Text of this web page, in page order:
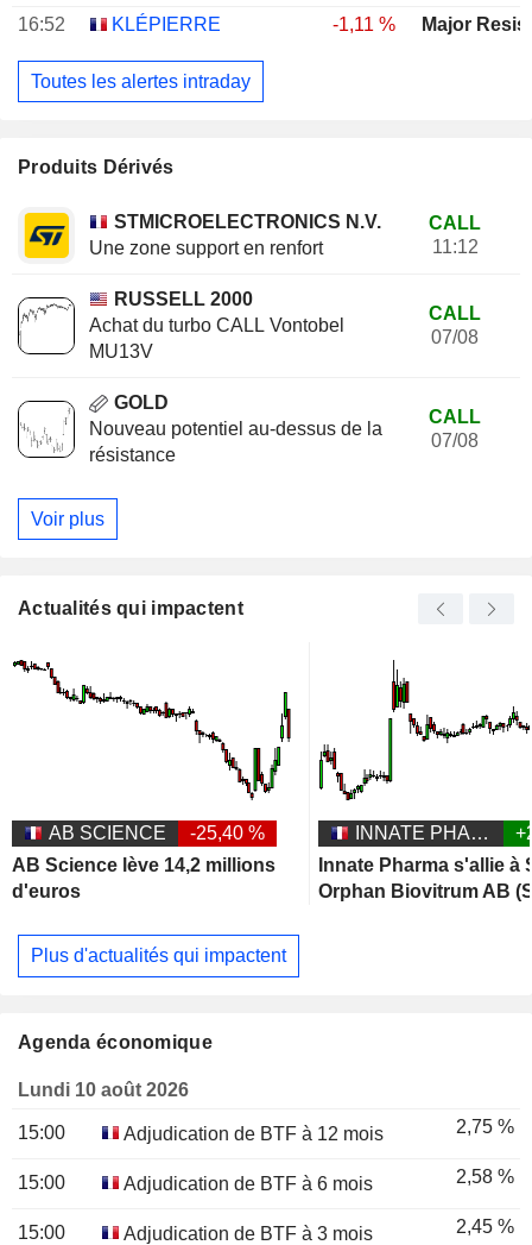
16:52
KLÉPIERRE -1,11 % Major
Toutes les alertes intraday
Produits Dérivés
STMICROELECTRONICS N.V.
Une zone support en renfort
CALL
11:12
RUSSELL 2000
Achat du turbo CALL Vontobel
MU13V
CALL
07/08
GOLD
Nouveau potentiel au-dessus de la
résistance
CALL
07/08
Voir plus
Actualités qui impactent
AB SCIENCE
-25,40 %
AB Science lève 14,2 millions
d'euros
INNATE PHARMA
Innate Pharma s'allie à
Orphan Biovitrum AB
Plus d'actualités qui impactent
Agenda économique
Lundi 10 août 2026
15:00 Adjudication de BTF à 12 mois 2,75 %
15:00 Adjudication de BTF à 6 mois 2,58 %
15:00 Adjudication de BTF à 3 mois 2,45 %